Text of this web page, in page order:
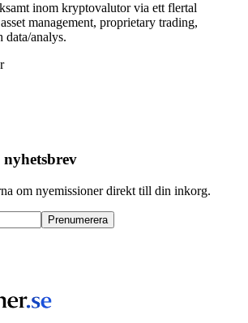
inom kryptovalutor via ett flertal
management, proprietary trading,
data/analys.
om nyemissioner direkt till din inkorg.
Prenumerera